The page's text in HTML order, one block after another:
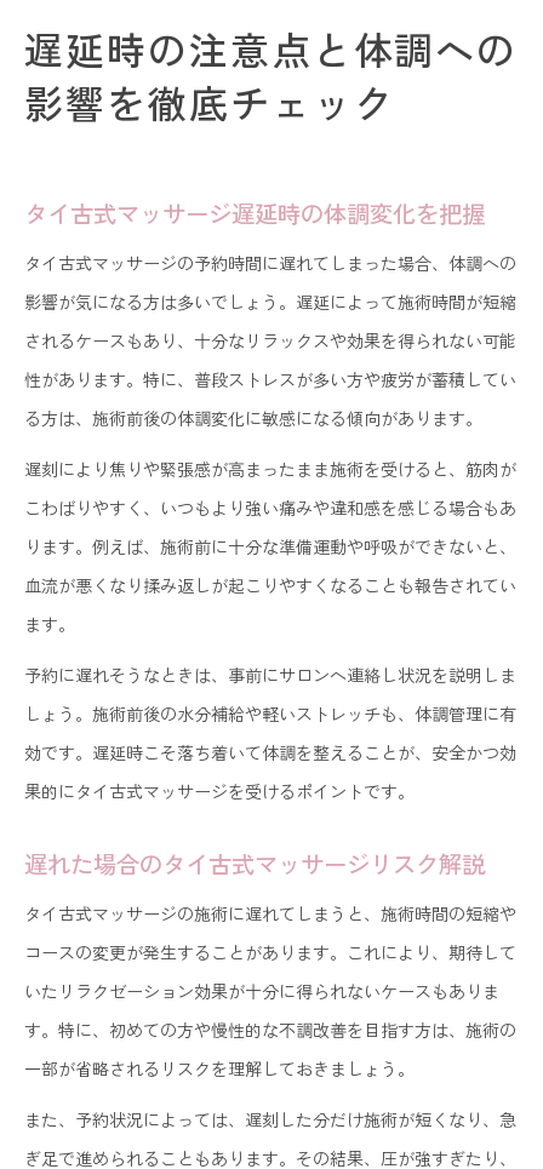
遅延時の注意点と体調への
影響を徹底チェック
タイ古式マッサージ遅延時の体調変化を把握
タイ古式マッサージの予約時間に遅れてしまった場合、体調への
影響が気になる方は多いでしょう。遅延によって施術時間が短縮
されるケースもあり、十分なリラックスや効果を得られない可能
性があります。特に、普段ストレスが多い方や疲労が蓄積してい
る方は、施術前後の体調変化に敏感になる傾向があります。
遅刻により焦りや緊張感が高まったまま施術を受けると、筋肉が
こわばりやすく、いつもより強い痛みや違和感を感じる場合もあ
ります。例えば、施術前に十分な準備運動や呼吸ができないと、
血流が悪くなり揉み返しが起こりやすくなることも報告されてい
ます。
予約に遅れそうなときは、事前にサロンへ連絡し状況を説明しま
しょう。施術前後の水分補給や軽いストレッチも、体調管理に有
効です。遅延時こそ落ち着いて体調を整えることが、安全かつ効
果的にタイ古式マッサージを受けるポイントです。
遅れた場合のタイ古式マッサージリスク解説
タイ古式マッサージの施術に遅れてしまうと、施術時間の短縮や
コースの変更が発生することがあります。これにより、期待して
いたリラクゼーション効果が十分に得られないケースもありま
す。特に、初めての方や慢性的な不調改善を目指す方は、施術の
一部が省略されるリスクを理解しておきましょう。
また、予約状況によっては、遅刻した分だけ施術が短くなり、急
ぎ足で進められることもあります。その結果、圧が強すぎたり、